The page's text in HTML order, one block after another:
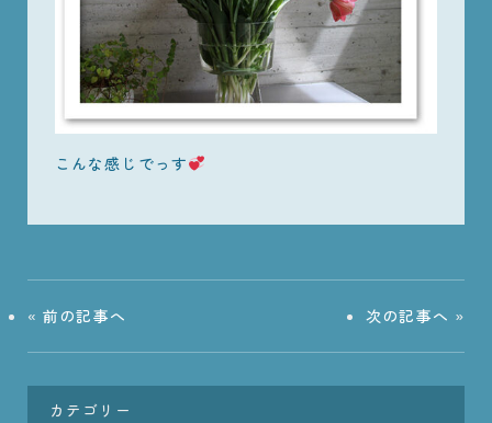
こんな感じでっす
«前の記事へ 次の記事へ »
カテゴリー